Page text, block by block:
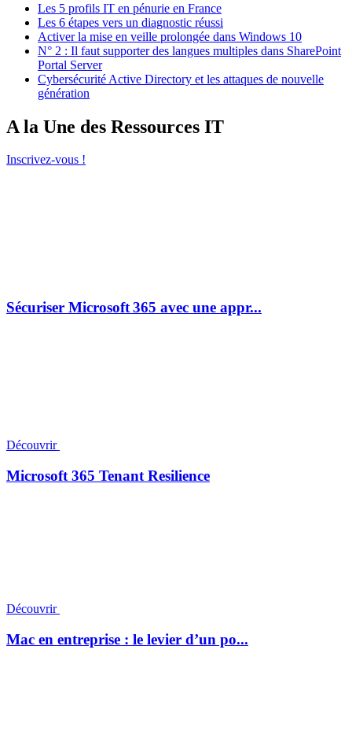
Les 5 profils IT en pénurie en France
Les 6 étapes vers un diagnostic réussi
Activer la mise en veille prolongée dans Windows 10
N° 2 : Il faut supporter des langues multiples dans SharePoint
Portal Server
Cybersécurité Active Directory et les attaques de nouvelle
génération
A la Une des Ressources IT
Inscrivez-vous !
Sécuriser Microsoft 365 avec une appr...
Découvrir
Microsoft 365 Tenant Resilience
Découvrir
Mac en entreprise : le levier d’un po...